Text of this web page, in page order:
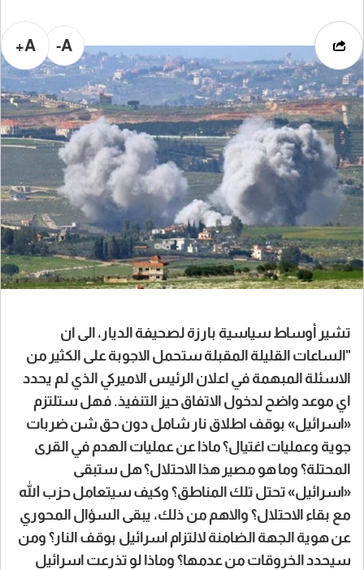
A-
A+
تشير أوساط سياسية بارزة لصحيفة الديار، الى ان
"الساعات القليلة المقبلة ستحمل الاجوبة على الكثير من
الاسئلة المبهمة في اعلان الرئيس الاميركي الذي لم يحدد
اي موعد واضح لدخول الاتفاق حيز التنفيذ. فهل ستلتزم
«اسرائيل» بوقف اطلاق نار شامل دون حق شن ضربات
جوية وعمليات اغتيال؟ ماذا عن عمليات الهدم في القرى
المحتلة؟ وما هو مصير هذا الاحتلال؟ هل ستبقى
«اسرائيل» تحتل تلك المناطق؟ وكيف سيتعامل حزب الله
مع بقاء الاحتلال؟ والاهم من ذلك، يبقى السؤال المحوري
عن هوية الجهة الضامنة لالتزام اسرائيل بوقف النار؟ ومن
سيحدد الخروقات من عدمها؟ وماذا لو تذرعت اسرائيل